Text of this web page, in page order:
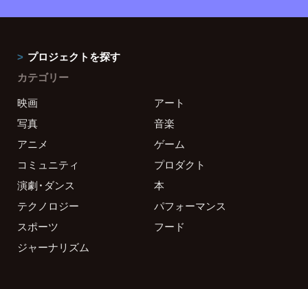
プロジェクトを探す
カテゴリー
映画
アート
写真
音楽
アニメ
ゲーム
コミュニティ
プロダクト
演劇・ダンス
本
テクノロジー
パフォーマンス
スポーツ
フード
ジャーナリズム